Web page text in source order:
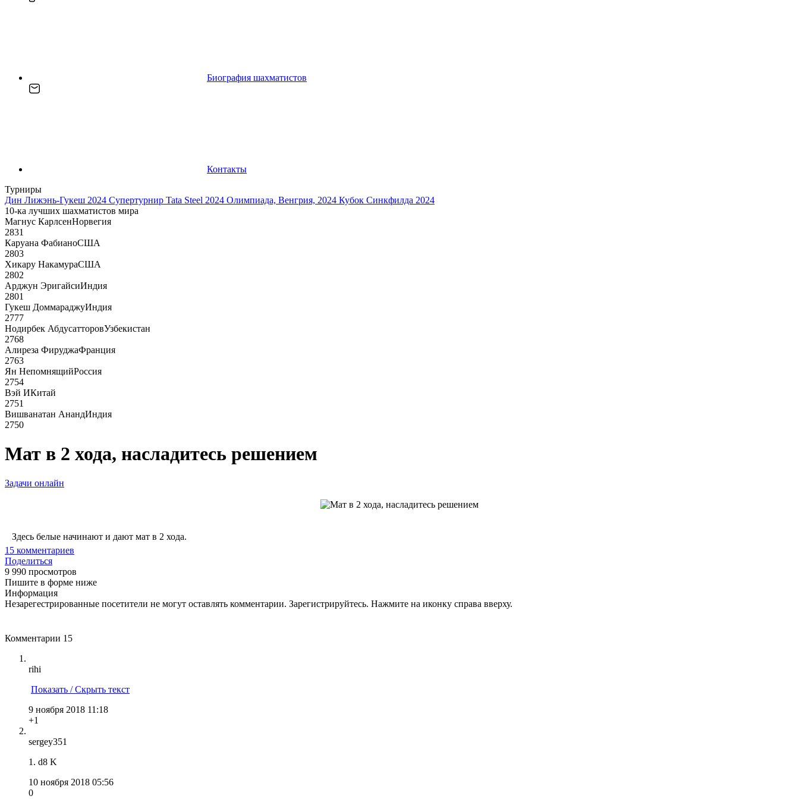
Биография шахматистов
Контакты
Турниры
Дин Лижэнь-Гукеш 2024 Супертурнир Tata Steel 2024 Олимпиада, Венгрия, 2024 Кубок Синкфилда 2024
10-ка лучших шахматистов мира
Магнус КарлсенНорвегия
2831
Каруана ФабианоСША
2803
Хикару НакамураСША
2802
Арджун ЭригайсиИндия
2801
Гукеш ДоммараджуИндия
2777
Нодирбек АбдусатторовУзбекистан
2768
Алиреза ФируджаФранция
2763
Ян НепомнящийРоссия
2754
Вэй ИКитай
2751
Вишванатан АнандИндия
2750
Мат в 2 хода, насладитесь решением
Задачи онлайн
Здесь белые начинают и дают мат в 2 хода.
15 комментариев
Поделиться
9 990 просмотров
Пишите в форме ниже
Информация
Незарегестрированные посетители не могут оставлять комментарии. Зарегистрируйтесь. Нажмите на иконку справа вверху.
Комментарии 15
rihi
Показать / Скрыть текст
9 ноября 2018 11:18
+1
sergey351
1. d8 K
10 ноября 2018 05:56
0